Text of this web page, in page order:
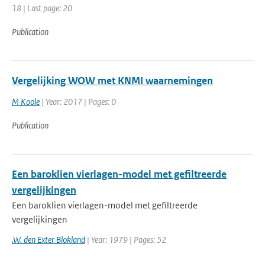
18 | Last page: 20
Publication
Vergelijking WOW met KNMI waarnemingen
M Koole | Year: 2017 | Pages: 0
Publication
Een baroklien vierlagen-model met gefiltreerde
vergelijkingen
Een baroklien vierlagen-model met gefiltreerde
vergelijkingen
.W. den Exter Blokland | Year: 1979 | Pages: 52